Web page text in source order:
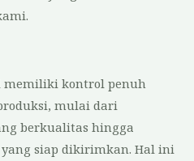
memiliki kontrol penuh
mulai dari
berkualitas hingga
yang siap dikirimkan. Hal ini